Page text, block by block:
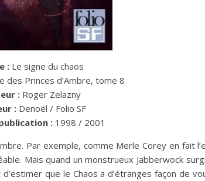
: Le signe du chaos
des Princes d’Ambre, tome 8
: Roger Zelazny
: Denoël / Folio SF
: 1998 / 2001
Par exemple, comme Merle Corey en fait
Mais quand un monstrueux Jabberwock
que le Chaos a d’étranges façon de